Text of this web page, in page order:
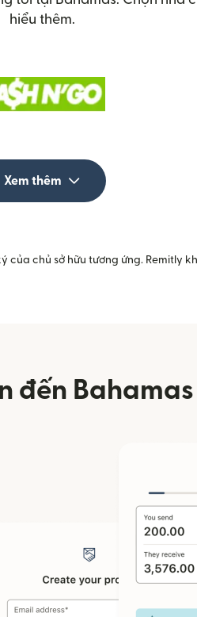
hiểu thêm.
Xem thêm
chủ sở hữu tương ứng. Remitly
đến Bahamas
mới)